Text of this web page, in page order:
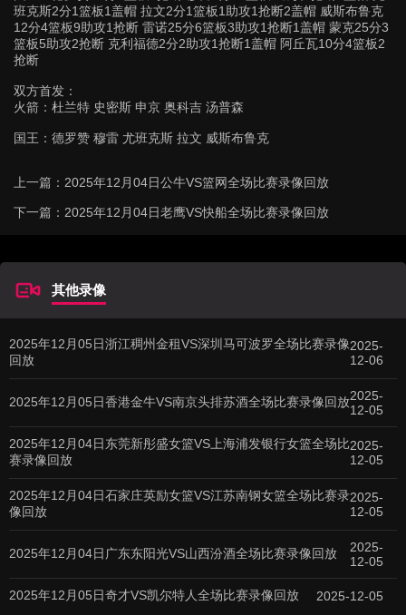
班克斯2分1篮板1盖帽 拉文2分1篮板1助攻1抢断2盖帽 威斯布鲁克
12分4篮板9助攻1抢断 雷诺25分6篮板3助攻1抢断1盖帽 蒙克25分3
篮板5助攻2抢断 克利福德2分2助攻1抢断1盖帽 阿丘瓦10分4篮板2
抢断
双方首发：
火箭：杜兰特 史密斯 申京 奥科吉 汤普森
国王：德罗赞 穆雷 尤班克斯 拉文 威斯布鲁克
上一篇： 2025年12月04日公牛VS篮网全场比赛录像回放
下一篇： 2025年12月04日老鹰VS快船全场比赛录像回放
其他录像
2025年12月05日浙江稠州金租VS深圳马可波罗全场比赛录像
回放
2025-
12-06
2025年12月05日香港金牛VS南京头排苏酒全场比赛录像回放2025-
12-05
2025年12月04日东莞新彤盛女篮VS上海浦发银行女篮全场比
赛录像回放
2025-
12-05
2025年12月04日石家庄英励女篮VS江苏南钢女篮全场比赛录
像回放
2025-
12-05
2025年12月04日广东东阳光VS山西汾酒全场比赛录像回放
2025-
12-05
2025年12月05日奇才VS凯尔特人全场比赛录像回放 2025-12-05